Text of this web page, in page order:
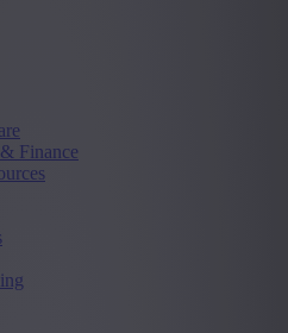
Finance